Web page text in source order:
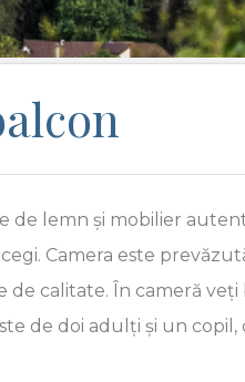
de lemn și mobilier
Camera este
calitate. În cameră
de doi adulți și un